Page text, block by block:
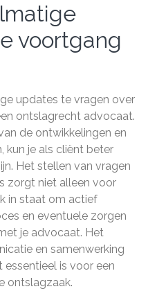
voortgang
updates te vragen over
ontslagrecht advocaat.
de ontwikkelingen en
kun je als cliënt beter
Het stellen van vragen
zorgt niet alleen voor
in staat om actief
en eventuele zorgen
je advocaat. Het
en samenwerking
is voor een
ontslagzaak.